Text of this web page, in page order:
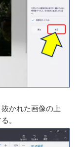
る範囲が決定さ